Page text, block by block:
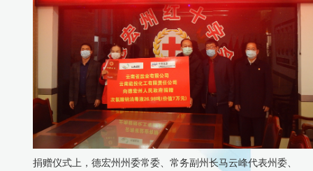
捐赠仪式上，德宏州州委常委、常务副州长马云峰代表州委、